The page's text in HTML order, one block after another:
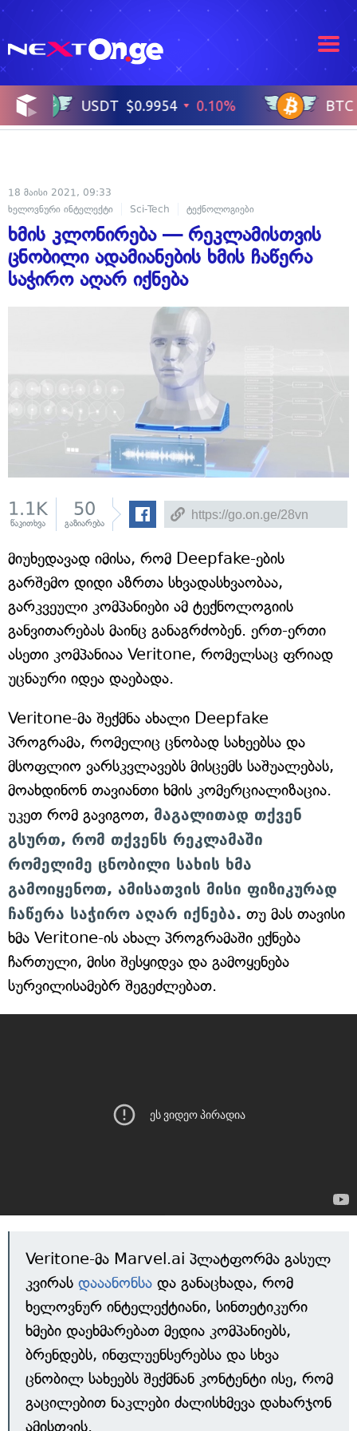
18 მაისი 2021, 09:33
ხელოვნური ინტელექტი
Sci-Tech ტექნოლოგიები
ხმის კლონირება — რეკლამისთვის
ცნობილი ადამიანების ხმის ჩაწერა
საჭირო აღარ იქნება
1.1K
წაკითხვა
50
გაზიარება
მიუხედავად იმისა, რომ Deepfake-ების
გარშემო დიდი აზრთა სხვადასხვაობაა,
გარკვეული კომპანიები ამ ტექნოლოგიის
განვითარებას მაინც განაგრძობენ. ერთ-ერთი
ასეთი კომპანიაა Veritone, რომელსაც ფრიად
უცნაური იდეა დაებადა.
Veritone-მა შექმნა ახალი Deepfake
პროგრამა, რომელიც ცნობად სახეებსა და
მსოფლიო ვარსკვლავებს მისცემს საშუალებას,
მოახდინონ თავიანთი ხმის კომერციალიზაცია.
უკეთ რომ გავიგოთ, მაგალითად თქვენ
გსურთ, რომ თქვენს რეკლამაში
რომელიმე ცნობილი სახის ხმა
გამოიყენოთ, ამისათვის მისი ფიზიკურად
ჩაწერა საჭირო აღარ იქნება. თუ მას თავისი
ხმა Veritone-ის ახალ პროგრამაში ექნება
ჩართული, მისი შესყიდვა და გამოყენება
სურვილისამებრ შეგეძლებათ.
Veritone-მა Marvel.ai პლატფორმა გასულ
კვირას დააანონსა და განაცხადა, რომ
ხელოვნურ ინტელექტიანი, სინთეტიკური
ხმები დაეხმარებათ მედია კომპანიებს,
ბრენდებს, ინფლუენსერებსა და სხვა
ცნობილ სახეებს შექმნან კონტენტი ისე, რომ
გაცილებით ნაკლები ძალისხმევა დახარჯონ
ამისთვის.